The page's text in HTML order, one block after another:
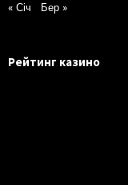
« Січ Бер »
Рейтинг казино